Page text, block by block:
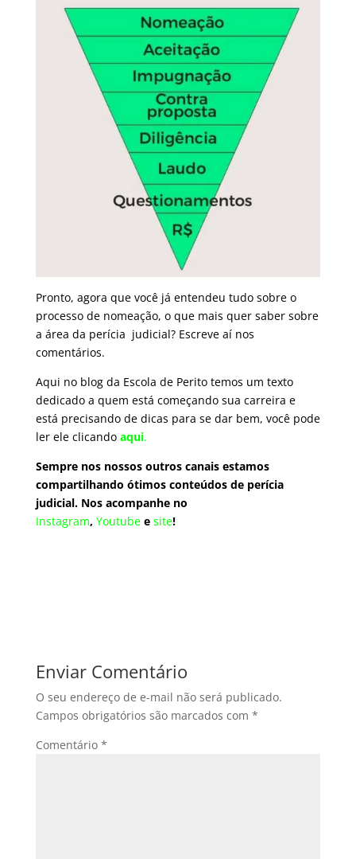
Pronto, agora que você já entendeu tudo sobre o
processo de nomeação, o que mais quer saber sobre
a área da perícia judicial? Escreve aí nos
comentários.
Aqui no blog da Escola de Perito temos um texto
dedicado a quem está começando sua carreira e
está precisando de dicas para se dar bem, você pode
ler ele clicando aqui.
Sempre nos nossos outros canais estamos
compartilhando ótimos conteúdosde perícia
judicial. Nos acompanhe no
Instagram, Youtubee site!
Enviar Comentário
O seu endereço de e-mail não será publicado.
Campos obrigatórios são marcados com *
Comentário *